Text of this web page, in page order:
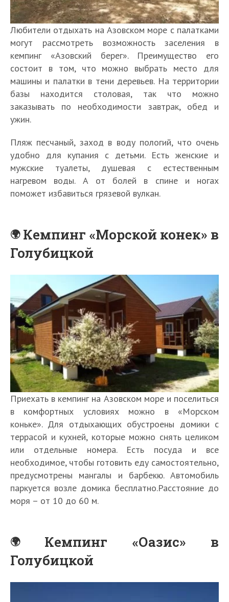
Любители отдыхать на Азовском море с палатками
могут рассмотреть возможность заселения в
кемпинг «Азовский берег». Преимущество его
состоит в том, что можно выбрать место для
машины и палатки в тени деревьев. На территории
базы находится столовая, так что можно
заказывать по необходимости завтрак, обед и
ужин.
Пляж песчаный, заход в воду пологий, что очень
удобно для купания с детьми. Есть женские и
мужские туалеты, душевая с естественным
нагревом воды. А от болей в спине и ногах
поможет избавиться грязевой вулкан.
Кемпинг «Морской конек» в
Голубицкой
Приехать в кемпинг на Азовском море и поселиться
в комфортных условиях можно в «Морском
коньке». Для отдыхающих обустроены домики с
террасой и кухней, которые можно снять целиком
или отдельные номера. Есть посуда и все
необходимое, чтобы готовить еду самостоятельно,
предусмотрены мангалы и барбекю. Автомобиль
паркуется возле домика бесплатно.Расстояние до
моря – от 10 до 60 м.
Кемпинг «Оазис» в
Голубицкой